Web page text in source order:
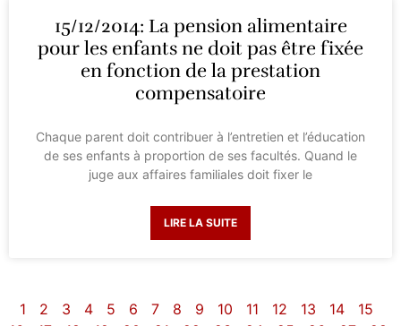
15/12/2014: La pension alimentaire
pour les enfants ne doit pas être fixée
en fonction de la prestation
compensatoire
Chaque parent doit contribuer à l’entretien et l’éducation
de ses enfants à proportion de ses facultés. Quand le
juge aux affaires familiales doit fixer le
LIRE LA SUITE
1 2 3 4 5 6 7 8 9 10 11 12 13 14
15